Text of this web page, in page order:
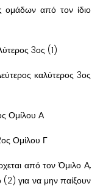
ομάδων από τον ίδιο
3ος (1)
καλύτερος 3ος
Ομίλου Α
Ομίλου Γ
από τον Όμιλο Α,
(2) για να μην παίξουν